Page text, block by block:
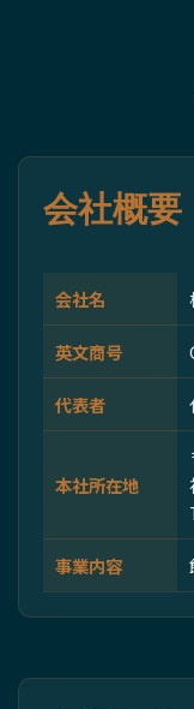
会社概要
会社名
英文商号
代表者
本社所在地
事業内容